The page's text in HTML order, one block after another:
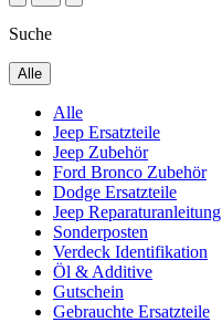
Suche
Alle
Alle
Jeep Ersatzteile
Jeep Zubehör
Ford Bronco Zubehör
Dodge Ersatzteile
Jeep Reparaturanleitung
Sonderposten
Verdeck Identifikation
Öl & Additive
Gutschein
Gebrauchte Ersatzteile